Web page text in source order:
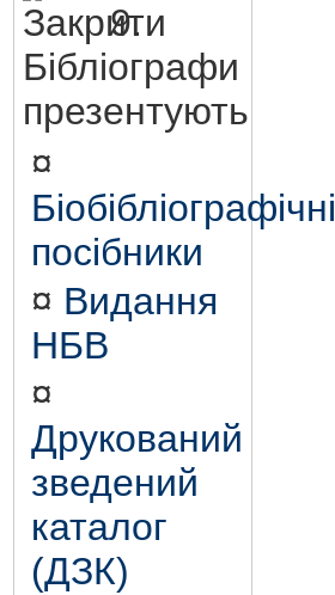
9.
Бібліографи
презентують
¤
Біобібліографічні
посібники
¤ Видання
НБВ
¤
Друкований
зведений
каталог
(ДЗК)